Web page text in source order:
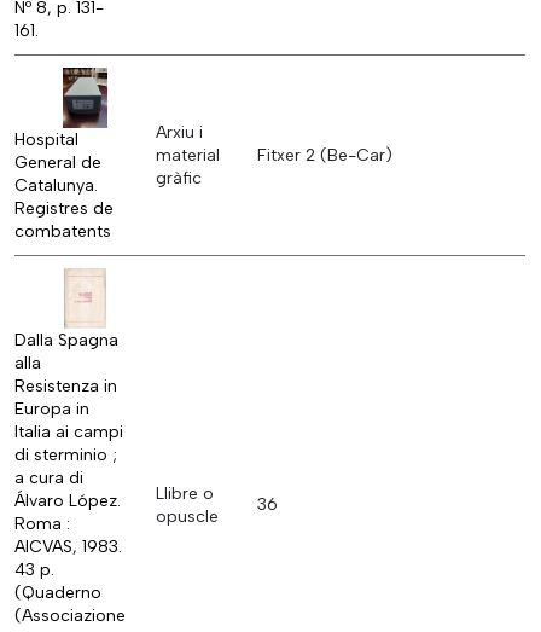
Nº 8, p. 131-
161.
Hospital
General de
Catalunya.
Registres de
combatents
Arxiu i
material
gràfic
Fitxer 2 (Be-Car)
Dalla Spagna
alla
Resistenza in
Europa in
Italia ai campi
di sterminio ;
a cura di
Álvaro López.
Roma :
AICVAS, 1983.
43 p.
(Quaderno
(Associazione
Llibre o
opuscle
36